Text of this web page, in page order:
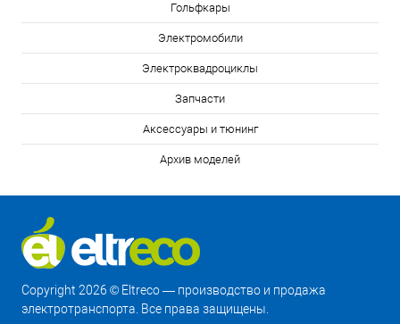
Гольфкары
Электромобили
Электроквадроциклы
Запчасти
Аксессуары и тюнинг
Архив моделей
Copyright 2026 © Eltreco — производство и продажа
электротранспорта. Все права защищены.